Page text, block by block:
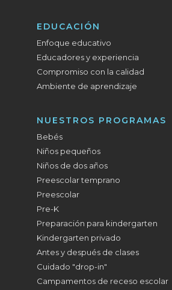
EDUCACIÓN
Enfoque educativo
Educadores y experiencia
Compromiso con la calidad
Ambiente de aprendizaje
NUESTROS PROGRAMAS
Bebés
Niños pequeños
Niños de dos años
Preescolar temprano
Preescolar
Pre-K
Preparación para kindergarten
Kindergarten privado
Antes y después de clases
Cuidado "drop-in"
Campamentos de receso escolar